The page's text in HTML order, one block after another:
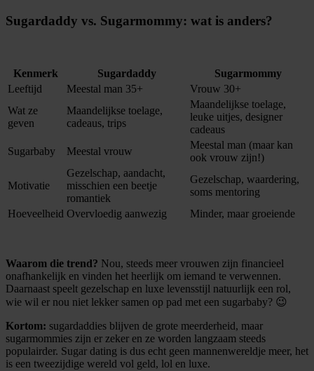
Sugardaddy vs. Sugarmommy: wat is anders?
Kenmerk Sugardaddy
Sugarmommy
Leeftijd
Meestal man 35+
Vrouw 30+
Wat ze
geven
Maandelijkse toelage,
cadeaus, trips
Maandelijkse toelage,
leuke uitjes, designer
cadeaus
Sugarbaby
Meestal vrouw
Meestal man (maar kan
ook vrouw zijn!)
Motivatie
Gezelschap, aandacht,
misschien een beetje
romantiek
Gezelschap, waardering,
soms mentoring
Hoeveelheid Overvloedig aanwezig Minder, maar groeiende
Waarom die trend? Nou, steeds meer vrouwen zijn financieel
onafhankelijk en vinden het heerlijk om iemand te verwennen.
Daarnaast speelt gezelschap en luxe levensstijl natuurlijk een rol,
wie wil er nou niet lekker samen op pad met een sugarbaby? 😉
Kortom: sugardaddies blijven de grote meerderheid, maar
sugarmommies zijn er zeker en ze worden langzaam steeds
populairder. Sugar dating is dus echt geen mannenwereldje meer, het
is een tweezijdige wereld vol geld, lol en luxe.